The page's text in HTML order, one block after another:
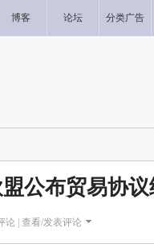
博客 论坛 分类广告
公布贸易协议
论 | 查看/发表评论